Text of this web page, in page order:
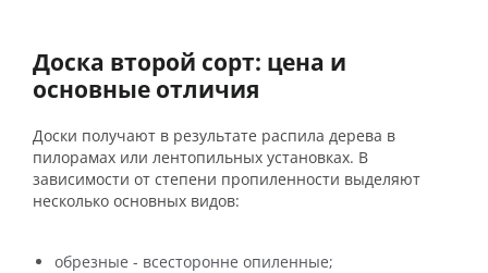
Доска второй сорт: цена и
основные отличия
Доски получают в результате распила дерева в
пилорамах или лентопильных установках. В
зависимости от степени пропиленности выделяют
несколько основных видов:
обрезные - всесторонне опиленные;